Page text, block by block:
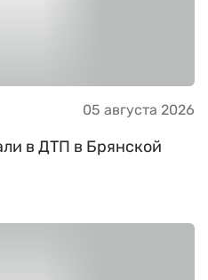
05 августа 2026
в ДТП в Брянской